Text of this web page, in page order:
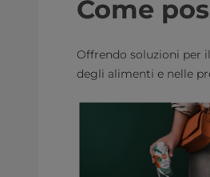
Come
Offrendo soluzioni per
degli alimenti e nelle